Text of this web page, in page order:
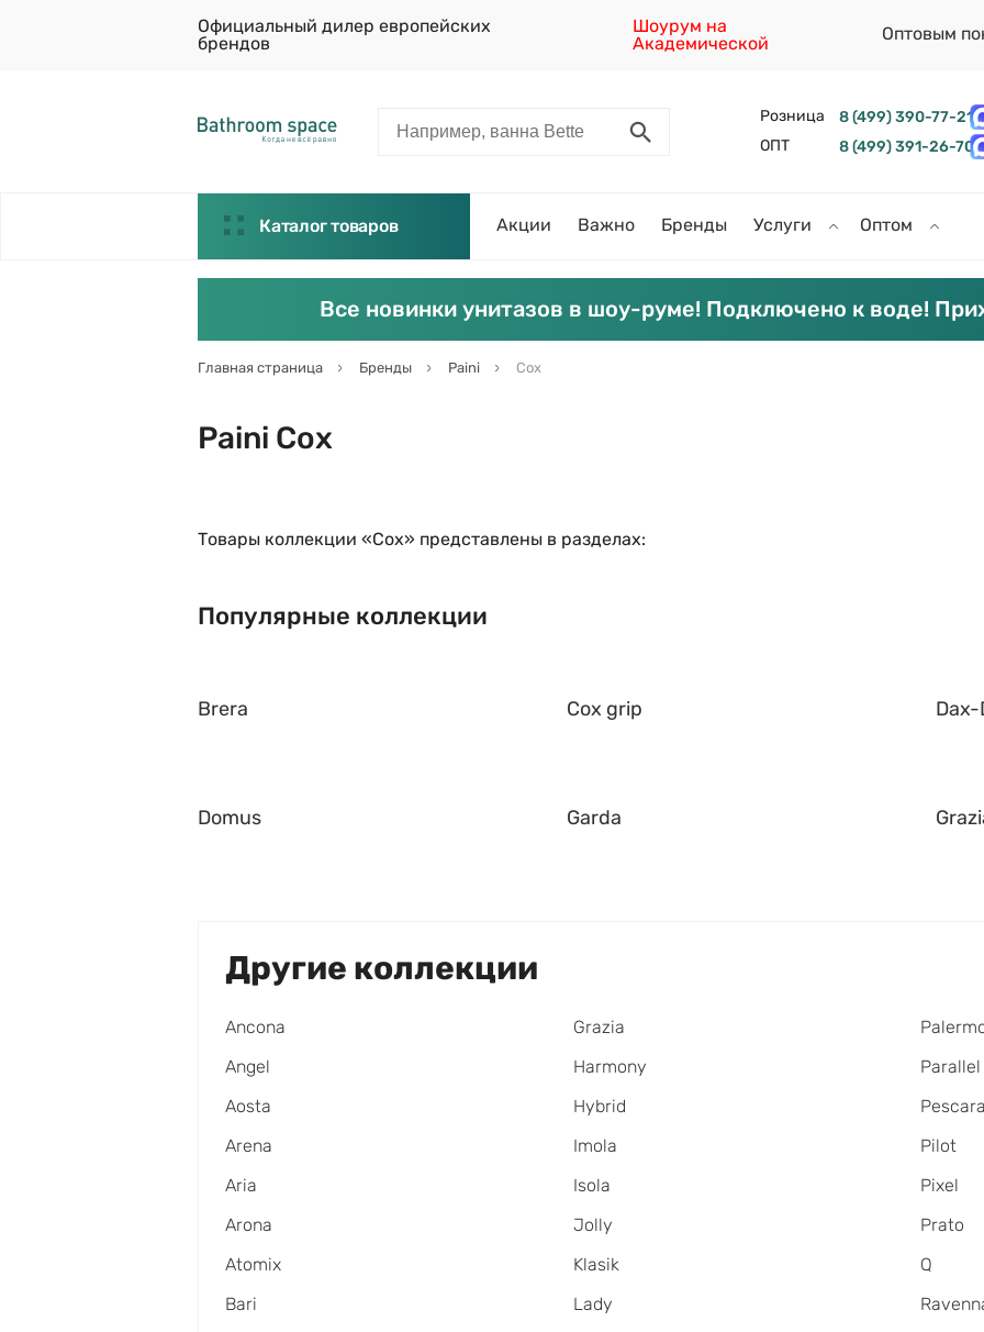
Официальный дилер европейских
брендов
Шоурум на
Академической
Оптовым
Розница
8 (499) 390-77-21
ОПТ
8 (499) 391-26-70
Каталог товаров Акции Важно Бренды Услуги Оптом
Все новинки унитазов в шоу-руме! Подключено к воде!
Главная страница Бренды Paini Cox
Paini Cox
Товары коллекции «Cox» представлены в разделах:
Популярные коллекции
Brera Cox grip Dax-
Domus Garda
Другие коллекции
Ancona
Angel
Aosta
Arena
Aria
Arona
Atomix
Bari
Grazia
Harmony
Hybrid
Imola
Isola
Jolly
Klasik
Lady
Parallel
Pilot
Pixel
Prato
Q